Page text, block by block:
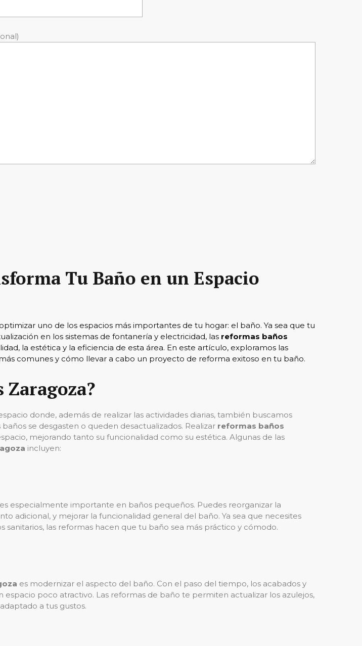
Tu Baño en un Espacio
uno de los espacios más importantes de tu hogar: el baño. Ya sea que tu
en los sistemas de fontanería y electricidad, las reformas baños
la estética y la eficiencia de esta área. En este artículo, exploramos las
comunes y cómo llevar a cabo un proyecto de reforma exitoso en tu baño.
Zaragoza?
donde, además de realizar las actividades diarias, también buscamos
se desgasten o queden desactualizados. Realizar reformas baños
mejorando tanto su funcionalidad como su estética. Algunas de las
incluyen:
especialmente importante en baños pequeños. Puedes reorganizar la
adicional, y mejorar la funcionalidad general del baño. Ya sea que necesites
las reformas hacen que tu baño sea más práctico y cómodo.
es modernizar el aspecto del baño. Con el paso del tiempo, los acabados y
poco atractivo. Las reformas de baño te permiten actualizar los azulejos,
a tus gustos.